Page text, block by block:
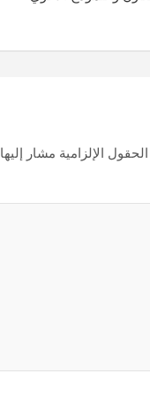
الحقول الإلزامية مشار إليها